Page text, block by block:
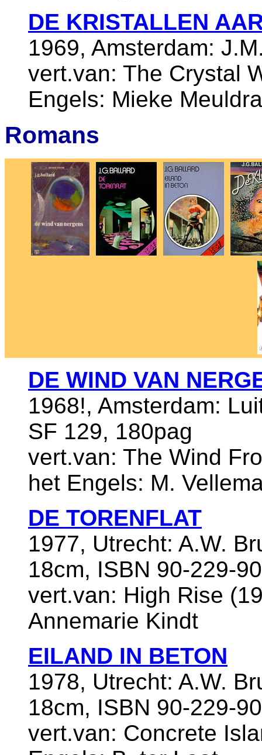
DE KRISTALLEN
1969, Amsterdam:
vert.van: The Crystal
Engels: Mieke
Romans
DE WIND VAN
1968!, Amsterdam:
SF 129, 180pag
vert.van: The Wind
het Engels: M.
DE TORENFLAT
1977, Utrecht: A.W.
18cm, ISBN 90-229-
vert.van: High Rise
Annemarie Kindt
EILAND IN BETON
1978, Utrecht: A.W.
18cm, ISBN 90-229-
vert.van: Concrete